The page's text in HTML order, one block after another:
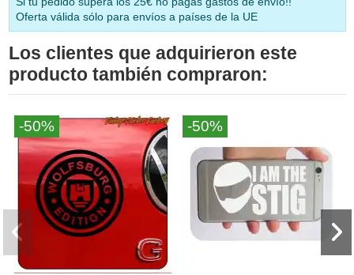
Oferta válida sólo para envíos a países de la UE
Los clientes que adquirieron este
producto también compraron:
-50% -50%